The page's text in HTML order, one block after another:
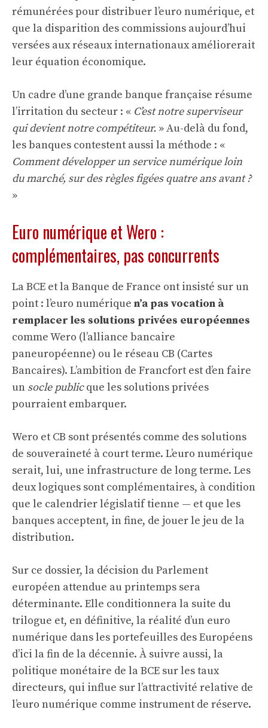
rémunérées pour distribuer l’euro numérique, et
que la disparition des commissions aujourd’hui
versées aux réseaux internationaux améliorerait
leur équation économique.
Un cadre d’une grande banque française résume
l’irritation du secteur : « C’est notre superviseur
qui devient notre compétiteur. » Au-delà du fond,
les banques contestent aussi la méthode : «
Comment développer un service numérique loin
du marché, sur des règles figées quatre ans avant ?
»
Euro numérique et Wero :
complémentaires, pas concurrents
La BCE et la Banque de France ont insisté sur un
point : l’euro numérique n’a pas vocation à
remplacer les solutions privées européennes
comme Wero (l’alliance bancaire
paneuropéenne) ou le réseau CB (Cartes
Bancaires). L’ambition de Francfort est d’en faire
un socle publicque les solutions privées
pourraient embarquer.
Wero et CB sont présentés comme des solutions
de souveraineté à court terme. L’euro numérique
serait, lui, une infrastructure de long terme. Les
deux logiques sont complémentaires, à condition
que le calendrier législatif tienne — et que les
banques acceptent, in fine, de jouer le jeu de la
distribution.
Sur ce dossier, la décision du Parlement
européen attendue au printemps sera
déterminante. Elle conditionnera la suite du
trilogue et, en définitive, la réalité d’un euro
numérique dans les portefeuilles des Européens
d’ici la fin de la décennie. À suivre aussi, la
politique monétaire de la BCE sur lestaux
directeurs, qui influe sur l’attractivité relative de
l’euro numérique comme instrument de réserve.